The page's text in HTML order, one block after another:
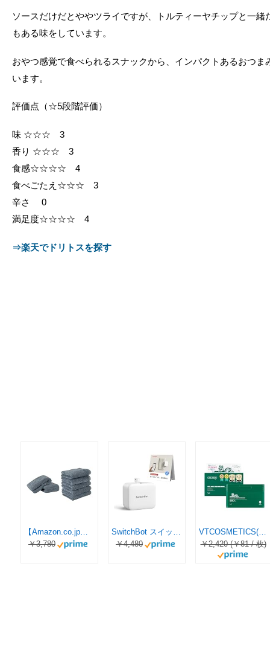
ソースだけだとややツライですが、トルティーヤチップと一
もある味をしています。
おやつ感覚で食べられるスナックから、インパクトあるおつ
います。
評価点（☆5段階評価）
味 ☆☆☆ 3
香り ☆☆☆ 3
食感☆☆☆☆ 4
食べごたえ☆☆☆ 3
辛さ 0
満足度☆☆☆☆ 4
⇒楽天でドリトスを探す
【Amazon.co.jp限定】タオル研究所 [ボリュームリッチ] #003 バスタオル/フェイスタオル スモーキーブルー《2枚+5枚セット》 ふかふか ホテル仕様 高速吸水 毛羽レス 耐久性 人気 【選べる5色】 Japan Technology
￥3,780
SwitchBot スイッチボット スイッチ ボタンに適用 指ロボット スマートスイッチ スマートホーム ワイヤレス タイマー スマホで遠隔操作 Alexa, Google Home, Siri, IFTTTなどに対応(ハブ必要) ホワイト
￥4,480
VTCOSMETICS(ブイティコスメテックス) シートマスク 5種 スキンケア 韓国コスメ シカ CICA (スージングマスク)
￥2,420 (￥81 / 枚)